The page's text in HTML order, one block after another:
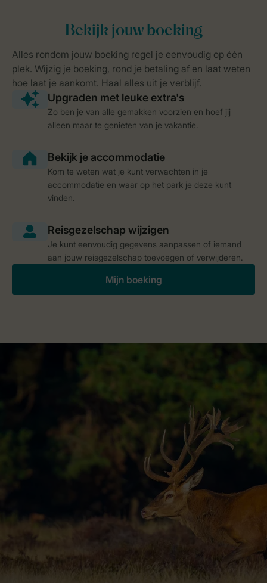
Zo ben je van alle gemakken voorzien en hoef jij
alleen maar te genieten van je vakantie.
Kom te weten wat je kunt verwachten in je
accommodatie en waar op het park je deze kunt
vinden.
Je kunt eenvoudig gegevens aanpassen of iemand
aan jouw reisgezelschap toevoegen of verwijderen.
Mijn boeking